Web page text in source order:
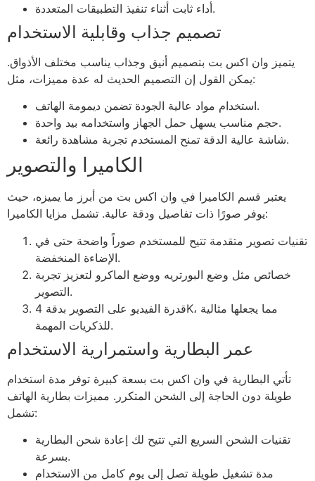
أداء ثابت أثناء تنفيذ التطبيقات المتعددة.
تصميم جذاب وقابلية الاستخدام
يتميز وان اكس بت بتصميم أنيق وجذاب يناسب مختلف الأذواق.
يمكن القول إن التصميم الحديث له عدة مميزات، مثل:
استخدام مواد عالية الجودة تضمن ديمومة الهاتف.
حجم مناسب يسهل حمل الجهاز واستخدامه بيد واحدة.
شاشة عالية الدقة تمنح المستخدم تجربة مشاهدة رائعة.
الكاميرا والتصوير
يعتبر قسم الكاميرا في وان اكس بت من أبرز ما يميزه، حيث
يوفر صورًا ذات تفاصيل ودقة عالية. تشمل مزايا الكاميرا:
تقنيات تصوير متقدمة تتيح للمستخدم صوراً واضحة حتى في
الإضاءة المنخفضة.
خصائص مثل وضع البورتريه ووضع الماكرو لتعزيز تجربة
التصوير.
قدرة الفيديو على التصوير بدقة 4K، مما يجعلها مثالية
للذكريات المهمة.
عمر البطارية واستمرارية الاستخدام
تأتي البطارية في وان اكس بت بسعة كبيرة توفر مدة استخدام
طويلة دون الحاجة إلى الشحن المتكرر. مميزات بطارية الهاتف
تشمل:
تقنيات الشحن السريع التي تتيح لك إعادة شحن البطارية
بسرعة.
مدة تشغيل طويلة تصل إلى يوم كامل من الاستخدام